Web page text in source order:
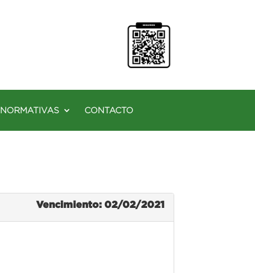
NORMATIVAS CONTACTO
Vencimiento: 02/02/2021